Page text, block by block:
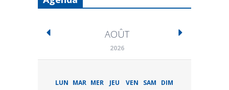
AOÛT
2026
LUN MAR MER JEU VEN SAM DIM